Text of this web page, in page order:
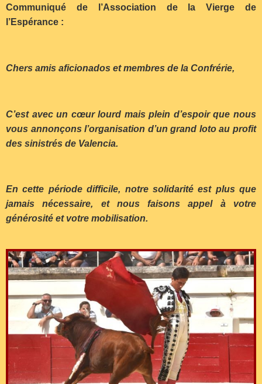
Communiqué de l’Association de la Vierge de
l’Espérance :
Chers amis aficionados et membres de la Confrérie,
C’est avec un cœur lourd mais plein d’espoir que nous
vous annonçons l’organisation d’un grand loto au profit
des sinistrés de Valencia.
En cette période difficile, notre solidarité est plus que
jamais nécessaire, et nous faisons appel à votre
générosité et votre mobilisation.